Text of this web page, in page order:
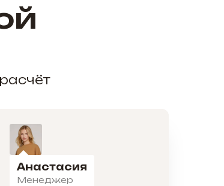
Анастасия
Менеджер